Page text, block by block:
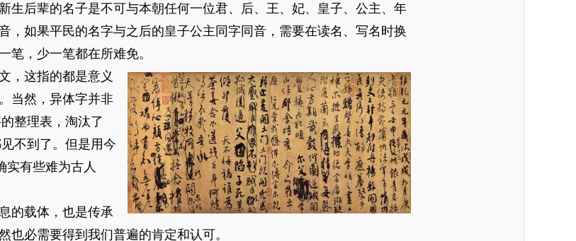
生后辈的名子是不可与本朝任何一位君、后、王、妃、皇子、公主、年
，如果平民的名字与之后的皇子公主同字同音，需要在读名、写名时换
笔，少一笔都在所难免。
这指的都是意义
当然，异体字并非
整理表，淘汰了
不到了。但是用今
实有些难为古人
载体，也是传承
也必需要得到我们普遍的肯定和认可。